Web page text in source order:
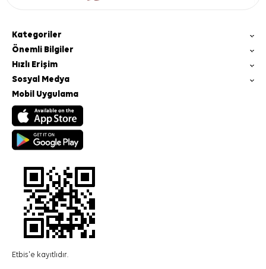
Kategoriler
Önemli Bilgiler
Hızlı Erişim
Sosyal Medya
Mobil Uygulama
Etbis'e kayıtlıdır.